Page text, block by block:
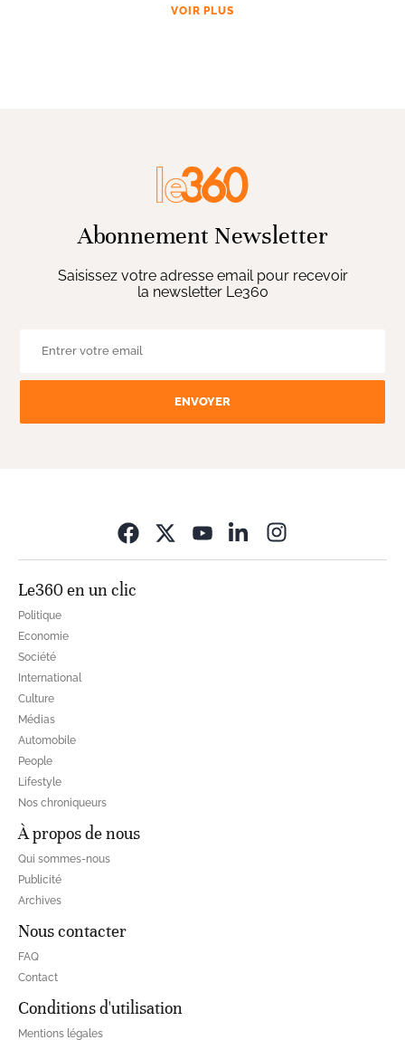
VOIR PLUS
Abonnement Newsletter
Saisissez votre adresse email pour recevoir
la newsletter Le360
ENVOYER
Le360 en un clic
Politique
Economie
Société
International
Culture
Médias
Automobile
People
Lifestyle
Nos chroniqueurs
À propos de nous
Qui sommes-nous
Publicité
Archives
Nous contacter
FAQ
Contact
Conditions d'utilisation
Mentions légales